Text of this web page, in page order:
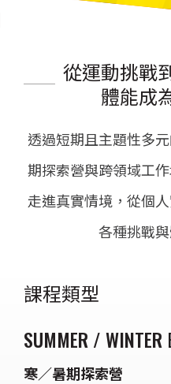
從運動挑戰
體能成
透過短期且主題性多
期探索營與跨領域工
走進真實情境，從個
各種挑戰
課程類型
SUMMER / WINTER
寒／暑期探索營